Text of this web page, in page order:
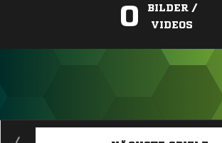
0
BILDER /
VIDEOS
ANZEIGE